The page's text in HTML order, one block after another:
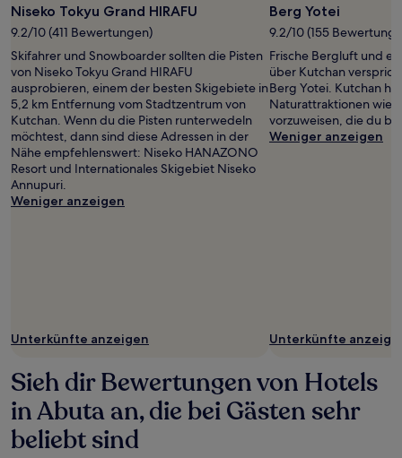
Foto
von
Chua
Wei
Niseko Tokyu Grand HIRAFU
9.2/10 (411 Bewertungen)
Skifahrer und Snowboarder sollten die Pisten
von Niseko Tokyu Grand HIRAFU
ausprobieren, einem der besten Skigebiete in
5,2 km Entfernung vom Stadtzentrum von
Kutchan. Wenn du die Pisten runterwedeln
möchtest, dann sind diese Adressen in der
Nähe empfehlenswert: Niseko HANAZONO
Resort und Internationales Skigebiet Niseko
Annupuri.
Weniger anzeigen
Unterkünfte anzeigen
Berg Yotei
9.2/10 (155
Frische Bergluft und
über Kutchan
Berg Yotei. Kutchan
Naturattraktionen wie
vorzuweisen, die du
Weniger anzeigen
Unterkünfte
Sieh dir Bewertungen von Hotels
in Abuta an, die bei Gästen sehr
beliebt sind